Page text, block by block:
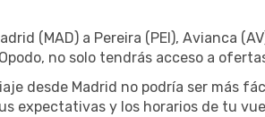
(MAD) a Pereira (PEI), Avianca
no solo tendrás acceso a
desde Madrid no podría ser más
expectativas y los horarios de tu